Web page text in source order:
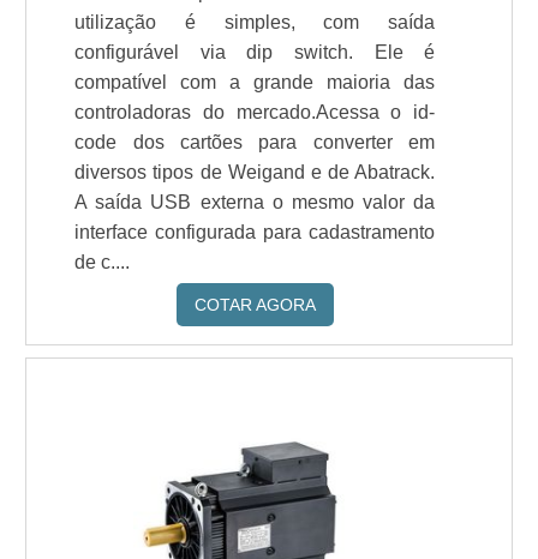
utilização é simples, com saída
configurável via dip switch. Ele é
compatível com a grande maioria das
controladoras do mercado.Acessa o id-
code dos cartões para converter em
diversos tipos de Weigand e de Abatrack.
A saída USB externa o mesmo valor da
interface configurada para cadastramento
de c....
COTAR AGORA